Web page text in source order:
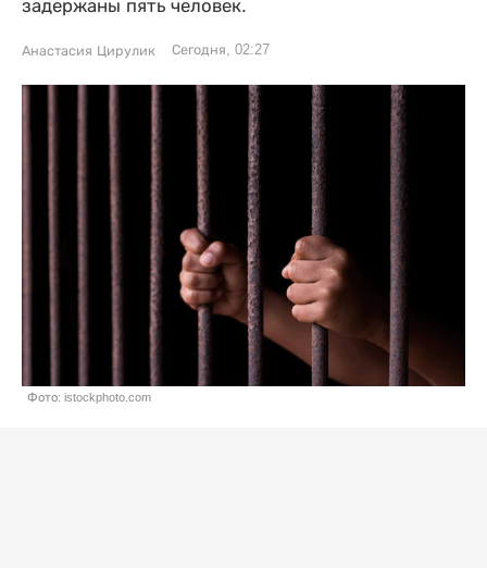
задержаны пять человек.
Анастасия Цирулик Сегодня, 02:27
Фото: istockphoto.com